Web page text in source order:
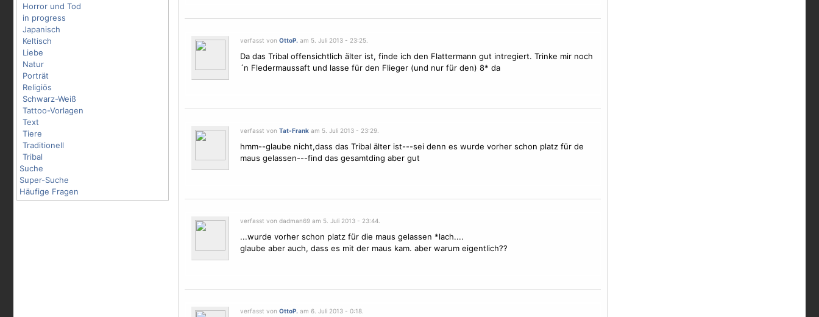
Horror und Tod
in progress
Japanisch
Keltisch
Liebe
Natur
Porträt
Religiös
Schwarz-Weiß
Tattoo-Vorlagen
Text
Tiere
Traditionell
Tribal
Suche
Super-Suche
Häufige Fragen
verfasst von OttoP. am 5. Juli 2013 - 23:25.
Da das Tribal offensichtlich älter ist, finde ich den Flattermann gut intregiert. Trinke mir noch
´n Fledermaussaft und lasse für den Flieger (und nur für den) 8* da
verfasst von Tat-Frankam 5. Juli 2013 - 23:29.
hmm--glaube nicht,dass das Tribal älter ist---sei denn es wurde vorher schon platz für de
maus gelassen---find das gesamtding aber gut
verfasst von dadman69 am 5. Juli 2013 - 23:44.
...wurde vorher schon platz für die maus gelassen *lach....
glaube aber auch, dass es mit der maus kam. aber warum eigentlich??
verfasst von OttoP. am 6. Juli 2013 - 0:18.